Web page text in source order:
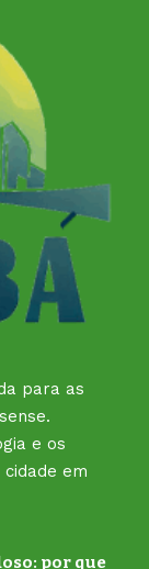
para as
e os
em
por que